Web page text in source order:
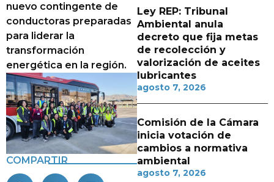
nuevo contingente de
conductoras preparadas
para liderar la
transformación
energética en la región.
COMPARTIR
Ley REP: Tribunal
Ambiental anula
decreto que fija metas
de recolección y
valorización de aceites
lubricantes
agosto 7, 2026
Comisión de la Cámara
inicia votación de
cambios a normativa
ambiental
agosto 7, 2026